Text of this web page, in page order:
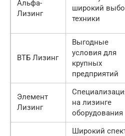
Альфа-
Лизинг
широкий
техники
ВТБ Лизинг
Выгодные
условия для
крупных
предприятий
Элемент
Лизинг
на лизинге
оборудования
Широкий